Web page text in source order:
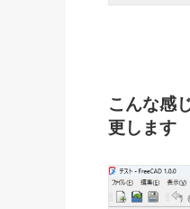
こんな感
更します